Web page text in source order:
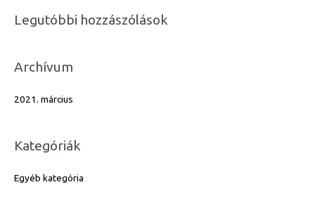
o
Legutóbbi hozzászólások
Archívum
2021. március
Kategóriák
Egyéb kategória